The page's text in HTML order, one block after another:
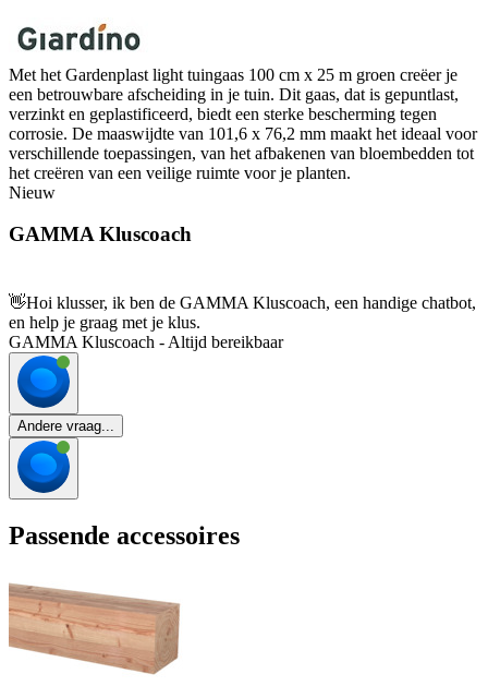
Met het Gardenplast light tuingaas 100 cm x 25 m groen creëer je
een betrouwbare afscheiding in je tuin. Dit gaas, dat is gepuntlast,
verzinkt en geplastificeerd, biedt een sterke bescherming tegen
corrosie. De maaswijdte van 101,6 x 76,2 mm maakt het ideaal voor
verschillende toepassingen, van het afbakenen van bloembedden tot
het creëren van een veilige ruimte voor je planten.
Nieuw
GAMMA Kluscoach
👋Hoi klusser, ik ben de GAMMA Kluscoach, een handige chatbot,
en help je graag met je klus.
GAMMA Kluscoach - Altijd bereikbaar
Andere vraag...
Passende accessoires